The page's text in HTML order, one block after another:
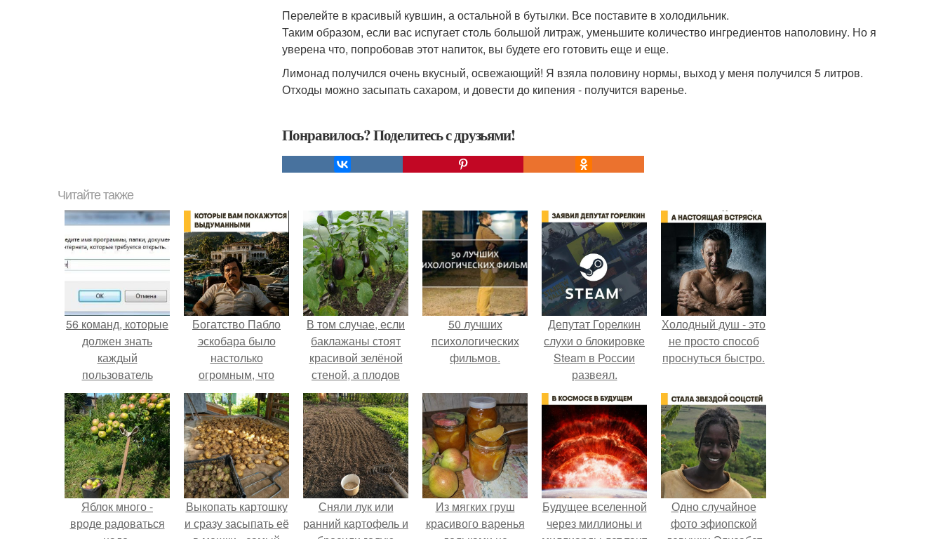
Перелейте в красивый кувшин, а остальной в бутылки. Все поставите в холодильник.
Таким образом, если вас испугает столь большой литраж, уменьшите количество ингредиентов наполовину. Но я
уверена что, попробовав этот напиток, вы будете его готовить еще и еще.
Лимонад получился очень вкусный, освежающий! Я взяла половину нормы, выход у меня получился 5 литров.
Отходы можно засыпать сахаром, и довести до кипения - получится варенье.
Понравилось? Поделитесь с друзьями!
Читайте также
56 команд, которые
должен знать
каждый
пользователь
Windows.
Богатство Пабло
эскобара было
настолько
огромным, что
многие истории о
нём звучат как
вымысел.
В том случае, если
баклажаны стоят
красивой зелёной
стеной, а плодов
почти не видно -
радоваться тут
нечему.
50 лучших
психологических
фильмов.
Депутат Горелкин
слухи о блокировке
Steam в России
развеял.
Холодный душ - это
не просто способ
проснуться быстро.
Яблок много -
вроде радоваться
Выкопать картошку
и сразу засыпать её
Сняли лук или
ранний картофель и
Из мягких груш
красивого варенья
Будущее вселенной
через миллионы и
Одно случайное
фото эфиопской